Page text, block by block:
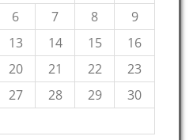
6 7 8
9
13 14 15
16
20 21 22
23
27 28 29
30